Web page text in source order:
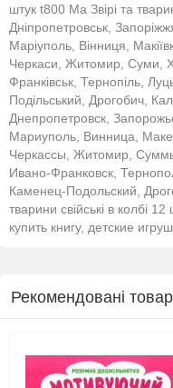
штук t800 Ма Звірі та
Дніпропетровськ,
Маріуполь, Вінниця,
Черкаси, Житомир, Суми,
Франківськ, Тернопіль,
Подільський, Дрогобич,
Днепропетровск,
Мариуполь, Винница,
Черкассы, Житомир,
Ивано-Франковск,
Каменец-Подольский,
тварини свійські в колбі
купить книгу, детские
Рекомендовані